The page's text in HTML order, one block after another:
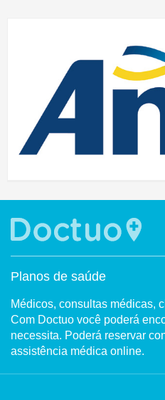
Planos de saúde
Médicos, consultas médicas,
Com Doctuo você poderá
necessita. Poderá reservar
assistência médica online.